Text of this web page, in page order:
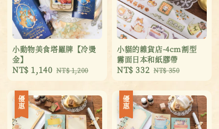
小動物美食塔羅牌【冷燙
金】
Sale
NT$ 1,140 Regular
NT$ 1,200
小貓的雜貨店-4cm割型
霧面日本和紙膠帶
Sale
price
NT$ 332 Regular
price
NT$ 350
優惠 優惠